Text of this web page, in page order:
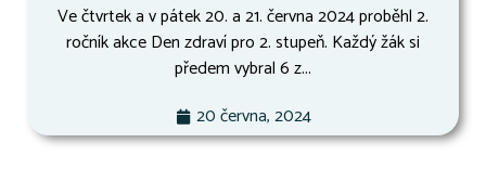
Ve čtvrtek a v pátek 20. a 21. června 2024 proběhl 2.
ročník akce Den zdraví pro 2. stupeň. Každý žák si
předem vybral 6 z...
20 června, 2024